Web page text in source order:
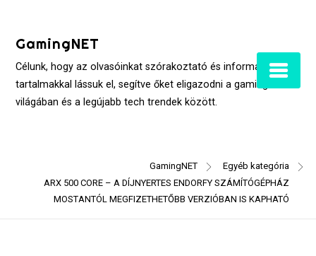
contentGamingNET
Célunk, hogy az olvasóinkat szórakoztató és informatív
tartalmakkal lássuk el, segítve őket eligazodni a gaming
világában és a legújabb tech trendek között.
GamingNET
Egyéb kategória
ARX 500 CORE – A DÍJNYERTES ENDORFY SZÁMÍTÓGÉPHÁZ
MOSTANTÓL MEGFIZETHETŐBB VERZIÓBAN IS KAPHATÓ